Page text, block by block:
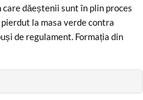
dăeștenii sunt în plin proces
la masa verde contra
de regulament. Formația din